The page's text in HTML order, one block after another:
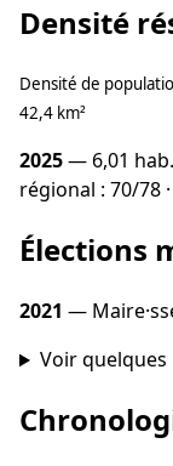
Densité
Densité de
42,4 km²
2025— 6,01
régional : 70/78
Élections
2021 —
Voir